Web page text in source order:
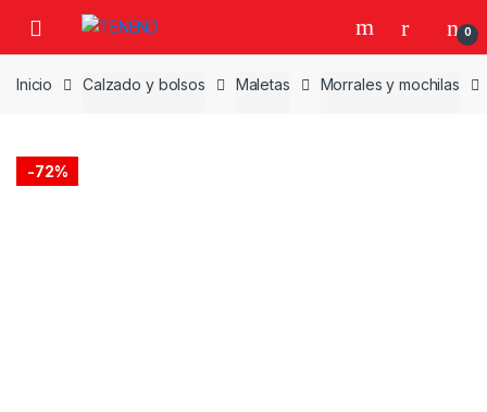
navigation
content
0
Inicio Calzado y bolsos Maletas Morrales y mochilas
-72%